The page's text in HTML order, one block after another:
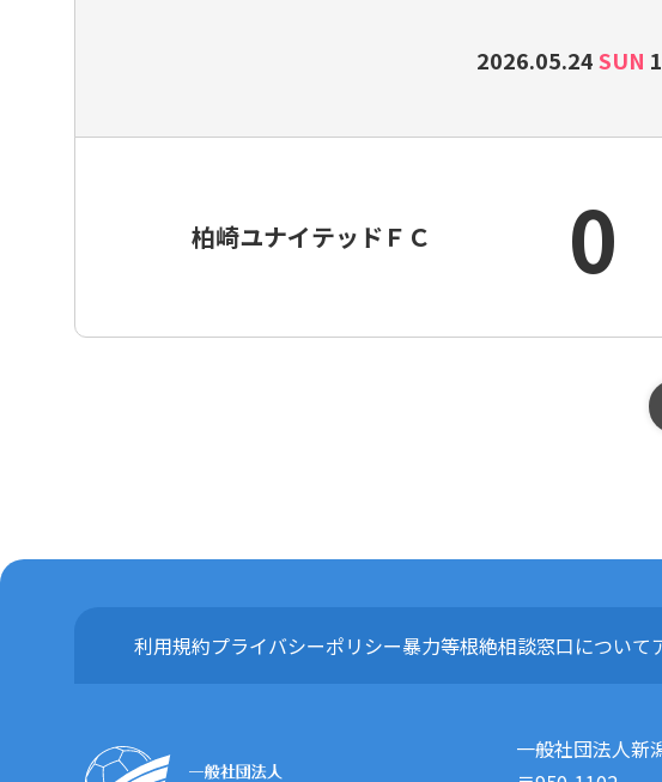
2026.05.24SUN
柏崎ユナイテッドＦＣ 0
利用規約プライバシーポリシー暴力等根絶相談窓口について
一般社団法人新